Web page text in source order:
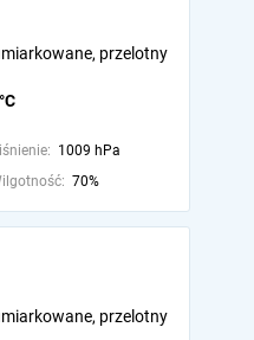
przelotny
1009 hPa
70%
przelotny